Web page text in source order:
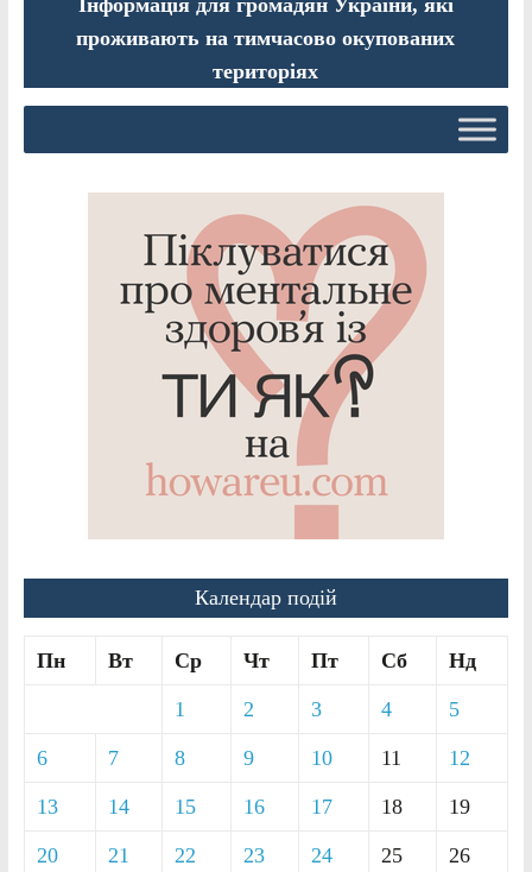
проживають на тимчасово окупованих
територіях
Календар подій
Пн Вт Ср Чт Пт Сб Нд
1 2 3 4 5
6 7 8 9 10 11 12
13 14 15 16 17 18 19
20 21 22 23 24 25 26